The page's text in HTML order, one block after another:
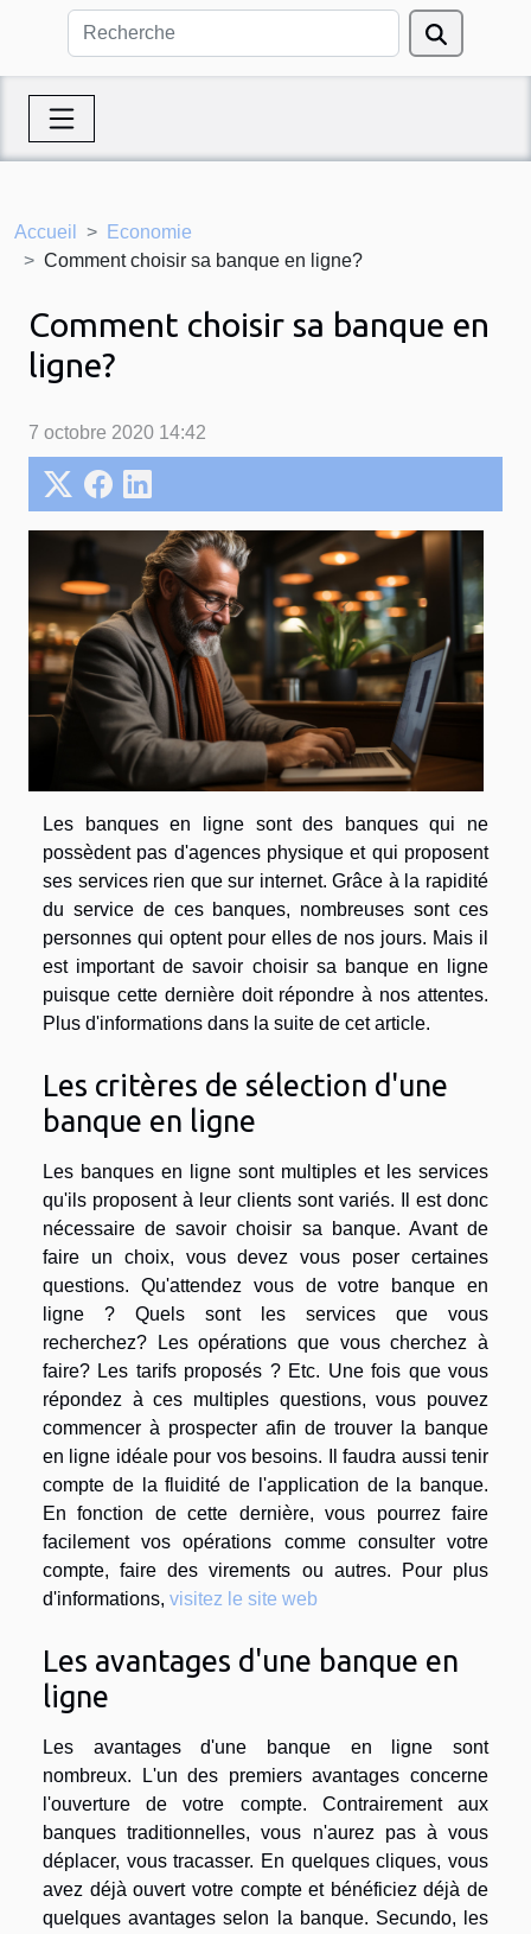
Accueil
Economie
Comment choisir sa banque en ligne?
Comment choisir sa banque en
ligne?
7 octobre 2020 14:42
Les banques en ligne sont des banques qui ne
possèdent pas d'agences physique et qui proposent
ses services rien que sur internet. Grâce à la rapidité
du service de ces banques, nombreuses sont ces
personnes qui optent pour elles de nos jours. Mais il
est important de savoir choisir sa banque en ligne
puisque cette dernière doit répondre à nos attentes.
Plus d'informations dans la suite de cet article.
Les critères de sélection d'une
banque en ligne
Les banques en ligne sont multiples et les services
qu'ils proposent à leur clients sont variés. Il est donc
nécessaire de savoir choisir sa banque. Avant de
faire un choix, vous devez vous poser certaines
questions. Qu'attendez vous de votre banque en
ligne ? Quels sont les services que vous
recherchez? Les opérations que vous cherchez à
faire? Les tarifs proposés ? Etc. Une fois que vous
répondez à ces multiples questions, vous pouvez
commencer à prospecter afin de trouver la banque
en ligne idéale pour vos besoins. Il faudra aussi tenir
compte de la fluidité de l'application de la banque.
En fonction de cette dernière, vous pourrez faire
facilement vos opérations comme consulter votre
compte, faire des virements ou autres. Pour plus
d'informations, visitez le site web
Les avantages d'une banque en
ligne
Les avantages d'une banque en ligne sont
nombreux. L'un des premiers avantages concerne
l'ouverture de votre compte. Contrairement aux
banques traditionnelles, vous n'aurez pas à vous
déplacer, vous tracasser. En quelques cliques, vous
avez déjà ouvert votre compte et bénéficiez déjà de
quelques avantages selon la banque. Secundo, les